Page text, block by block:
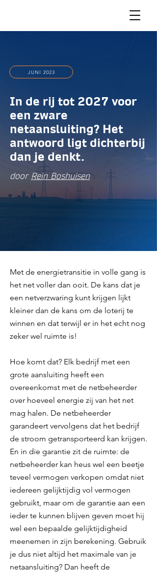
JUNI 2023
In de rij tot 2027 voor
een zware
netaansluiting? Het
antwoord ligt dichterbij
dan je denkt.
door Rein Boshuisen
Met de energietransitie in volle gang is
het net voller dan ooit. De kans dat je
een netverzwaring kunt krijgen lijkt
kleiner dan de kans om de loterij te
winnen en dat terwijl er in het echt nog
zeker wel ruimte is!
Hoe komt dat? Elk bedrijf met een
grote aansluiting heeft een
overeenkomst met de netbeheerder
over hoeveel energie zij van het net
mag halen. De netbeheerder
garandeert vervolgens dat het bedrijf
de stroom getransporteerd kan krijgen.
En in die garantie zit de ruimte: de
netbeheerder kan heus wel een beetje
teveel vermogen verkopen omdat niet
iedereen gelijktijdig vol vermogen
gebruikt, maar om de garantie aan een
ieder te kunnen blijven geven moet hij
wel een bepaalde gelijktijdigheid
meenemen in zijn berekening. Gebruik
je dus niet altijd het maximale van je
netaansluiting? Dan heeft de